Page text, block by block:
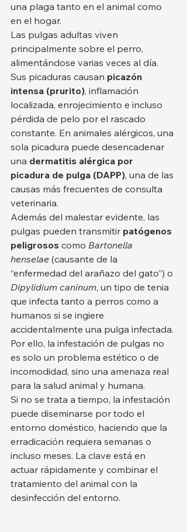
una plaga tanto en el animal como
en el hogar.
Las pulgas adultas viven
principalmente sobre el perro,
alimentándose varias veces al día.
Sus picaduras causan picazón
intensa (prurito), inflamación
localizada, enrojecimiento e incluso
pérdida de pelo por el rascado
constante. En animales alérgicos, una
sola picadura puede desencadenar
una dermatitis alérgica por
picadura de pulga (DAPP), una de las
causas más frecuentes de consulta
veterinaria.
Además del malestar evidente, las
pulgas pueden transmitir patógenos
peligrosos como Bartonella
henselae (causante de la
“enfermedad del arañazo del gato”) o
Dipylidium caninum, un tipo de tenia
que infecta tanto a perros como a
humanos si se ingiere
accidentalmente una pulga infectada.
Por ello, la infestación de pulgas no
es solo un problema estético o de
incomodidad, sino una amenaza real
para la salud animal y humana.
Si no se trata a tiempo, la infestación
puede diseminarse por todo el
entorno doméstico, haciendo que la
erradicación requiera semanas o
incluso meses. La clave está en
actuar rápidamente y combinar el
tratamiento del animal con la
desinfección del entorno.